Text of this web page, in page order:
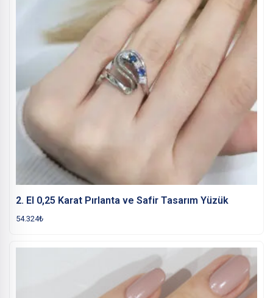
2. El 0,25 Karat Pırlanta ve Safir Tasarım Yüzük
54.324₺